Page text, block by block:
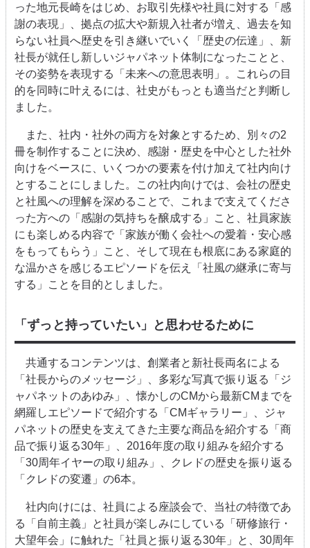
った地元長崎をはじめ、お取引先様や社員に対する「感
謝の表現」、拠点の拡大や新規入社者が増え、過去を知
らない社員へ歴史を引き継いでいく「歴史の伝達」、新
社長が就任し新しいジャパネット体制になったことと、
その姿勢を表現する「未来への意思表明」。これらの目
的を同時に叶えるには、社史がもっとも適当だと判断し
ました。
また、社内・社外の両方を対象とするため、別々の2
冊を制作することに決め、感謝・歴史を中心とした社外
向けをベースに、いくつかの要素を付け加えて社内向け
とすることにしました。この社内向けでは、会社の歴史
と社風への理解を深めることで、これまで支えてくださ
った方への「感謝の気持ちを醸成する」こと、社員家族
にも楽しめる内容で「家族が働く会社への愛着・安心感
をもってもらう」こと、そして現在も根底にある家庭的
な温かさを感じるエピソードを伝え「社風の継承に寄与
する」ことを目的としました。
「ずっと持っていたい」と思わせるために
共通するコンテンツは、創業者と新社長両名による
「社長からのメッセージ」、多彩な写真で振り返る「ジ
ャパネットのあゆみ」、懐かしのCMから最新CM までを
網羅しエピソードで紹介する「 CMギャラリー」、ジャ
パネットの歴史を支えてきた主要な商品を紹介する「商
品で振り返る30年」、 2016年度の取り組みを紹介する
「 30周年イヤーの取り組み」、クレドの歴史を振り返る
「クレドの変遷」の6本。
社内向けには、社員による座談会で、当社の特徴であ
る「自前主義」と社員が楽しみにしている「研修旅行・
大望年会」に触れた「社員と振り返る30年」と、 30周年